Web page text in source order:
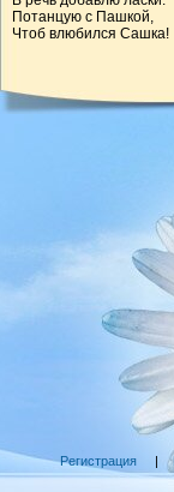
Потанцую с Пашкой,
Чтоб влюбился Сашка!
Регистрация |